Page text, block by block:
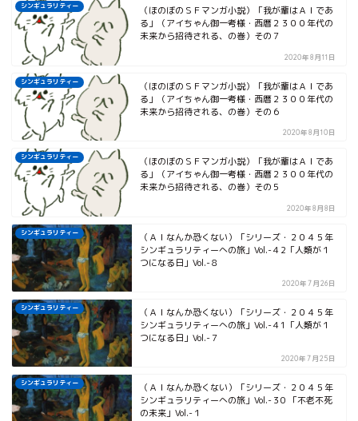
シンギュラリティー
（ほのぼのＳＦマンガ小説）「我が輩はＡＩであ
る」（アイちゃん御一考様・西暦２３００年代の
未来から招待される、の巻）その７
2020年8月11日
シンギュラリティー
（ほのぼのＳＦマンガ小説）「我が輩はＡＩであ
る」（アイちゃん御一考様・西暦２３００年代の
未来から招待される、の巻）その６
2020年8月10日
シンギュラリティー
（ほのぼのＳＦマンガ小説）「我が輩はＡＩであ
る」（アイちゃん御一考様・西暦２３００年代の
未来から招待される、の巻）その５
2020年8月8日
シンギュラリティー
（ＡＩなんか恐くない）「シリーズ・２０４５年
シンギュラリティーへの旅」Vol.-４2「人類が１
つになる日」Vol.-８
2020年7月26日
シンギュラリティー
（ＡＩなんか恐くない）「シリーズ・２０４５年
シンギュラリティーへの旅」Vol.-４1「人類が１
つになる日」Vol.-７
2020年7月25日
シンギュラリティー
（ＡＩなんか恐くない）「シリーズ・２０４５年
シンギュラリティーへの旅」Vol.-３0 「不老不死
の未来」Vol.-１